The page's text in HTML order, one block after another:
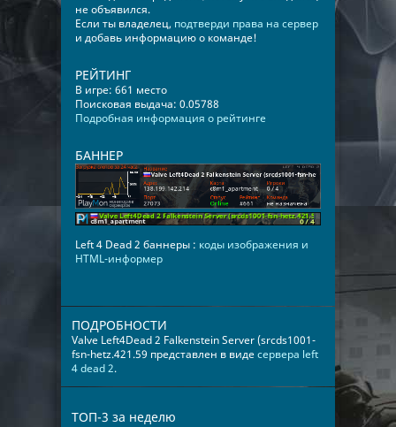
не объявился.
Если ты владелец, подтверди права на сервер
и добавь информацию о команде!
РЕЙТИНГ
В игре: 661 место
Поисковая выдача: 0.05788
Подробная информация о рейтинге
БАННЕР
Left 4 Dead 2 баннеры : коды изображения и
HTML-информер
ПОДРОБНОСТИ
Valve Left4Dead 2 Falkenstein Server (srcds1001-
fsn-hetz.421.59 представлен в видесервера left
4 dead 2.
ТОП-3 за неделю